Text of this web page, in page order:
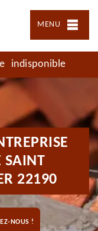
MENU
indisponible
SAINT
22190
NOUS !